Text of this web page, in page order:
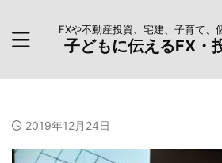
FXや不動産投資、宅建、子育て、
子どもに伝えるFX・
2019年12月24日